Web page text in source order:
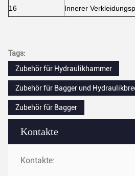
Kontakte
Kontakte:
16
Innerer
Tags:
Zubehör für Hydraulikhammer
Zubehör für Bagger und
Zubehör für Bagger